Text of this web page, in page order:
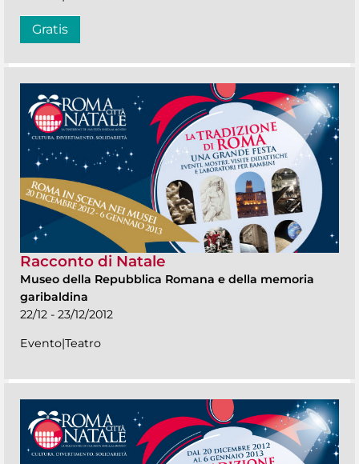
Gratis
Racconto di Natale
Museo della Repubblica Romana e della memoria
garibaldina
22/12 - 23/12/2012
Evento|Teatro